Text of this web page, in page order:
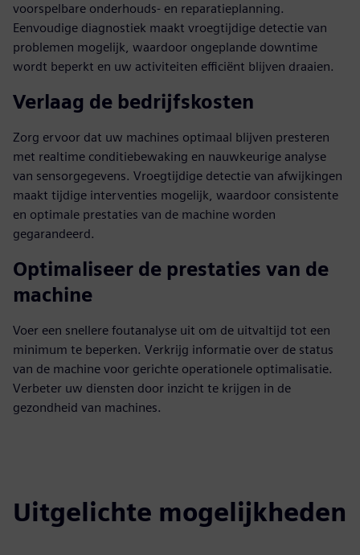
voorspelbare onderhouds- en reparatieplanning.
Eenvoudige diagnostiek maakt vroegtijdige detectie van
problemen mogelijk, waardoor ongeplande downtime
wordt beperkt en uw activiteiten efficiënt blijven draaien.
Verlaag de bedrijfskosten
Zorg ervoor dat uw machines optimaal blijven presteren
met realtime conditiebewaking en nauwkeurige analyse
van sensorgegevens. Vroegtijdige detectie van afwijkingen
maakt tijdige interventies mogelijk, waardoor consistente
en optimale prestaties van de machine worden
gegarandeerd.
Optimaliseer de prestaties van de
machine
Voer een snellere foutanalyse uit om de uitvaltijd tot een
minimum te beperken. Verkrijg informatie over de status
van de machine voor gerichte operationele optimalisatie.
Verbeter uw diensten door inzicht te krijgen in de
gezondheid van machines.
Uitgelichte mogelijkheden